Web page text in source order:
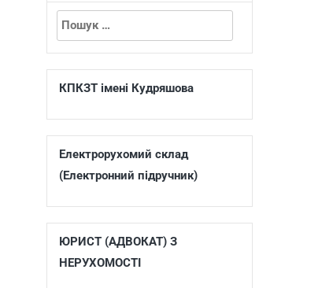
КПКЗТ імені Кудряшова
Електрорухомий склад
(Електронний підручник)
ЮРИСТ (АДВОКАТ) З
НЕРУХОМОСТІ